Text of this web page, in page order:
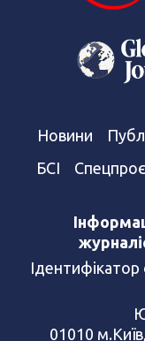
Новини
БСІ
01010